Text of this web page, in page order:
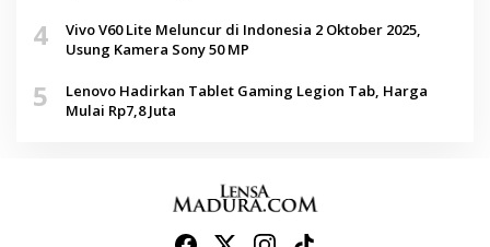
4
Vivo V60 Lite Meluncur di Indonesia 2 Oktober 2025,
Usung Kamera Sony 50 MP
5
Lenovo Hadirkan Tablet Gaming Legion Tab, Harga
Mulai Rp7,8 Juta